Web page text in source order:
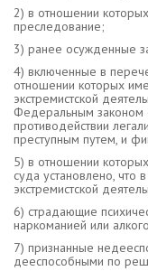
2) в отношении
преследование;
3) ранее осужденные
4) включенные в
отношении которых
экстремистской
Федеральным
противодействии
преступным путем, и
5) в отношении
суда установлено, что
экстремистской
6) страдающие
наркоманией или
7) признанные
дееспособными по